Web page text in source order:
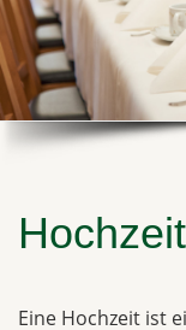
Eine Hochzeit ist